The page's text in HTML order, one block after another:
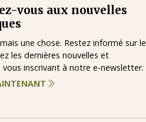
vous aux nouvelles
une chose. Restez informé sur le
les dernières nouvelles et
vous inscrivant à notre e-newsletter.